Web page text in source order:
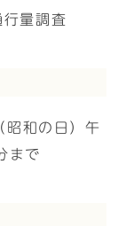
行量調査
和の日）午
まで